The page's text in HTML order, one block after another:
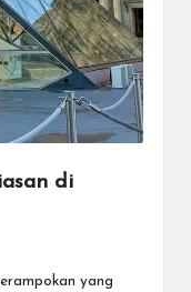
di
yang